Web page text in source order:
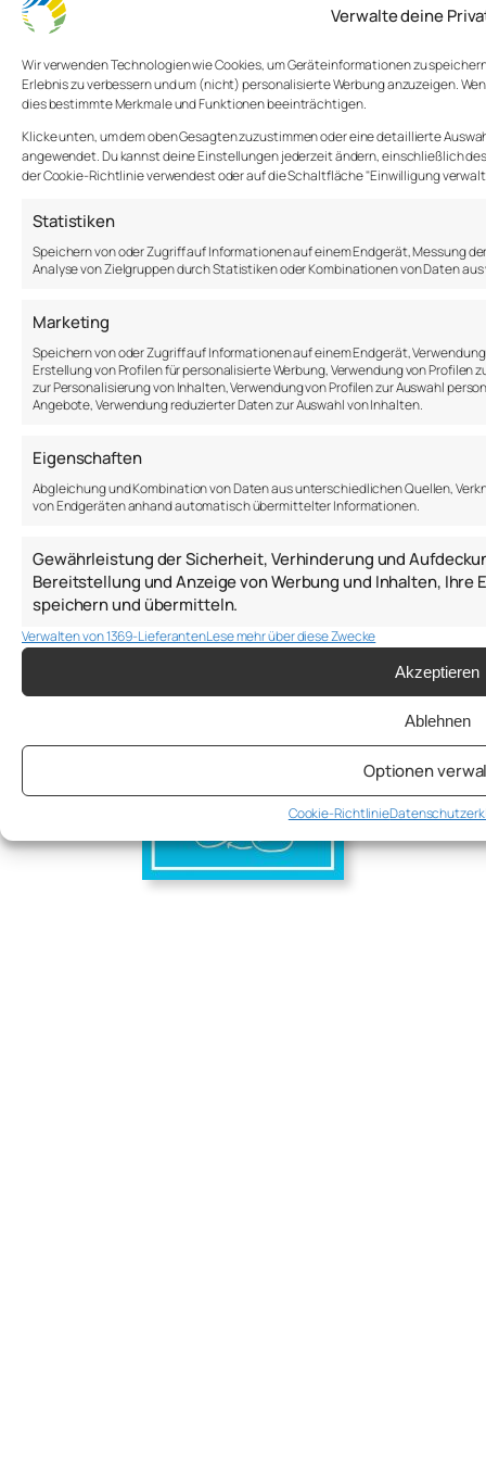
Verwalte deine
Wir verwenden Technologien wie Cookies, um Geräteinformationen zu
Erlebnis zu verbessern und um (nicht) personalisierte Werbung anzuzeigen.
dies bestimmte Merkmale und Funktionen beeinträchtigen.
Klicke unten, um dem oben Gesagten zuzustimmen oder eine detaillierte
angewendet. Du kannst deine Einstellungen jederzeit ändern, einschließlich
der Cookie-Richtlinie verwendest oder auf die Schaltfläche "Einwilligung
Statistiken
Speichern von oder Zugriff auf Informationen auf einem Endgerät, Messung
Analyse von Zielgruppen durch Statistiken oder Kombinationen von Daten
Marketing
Speichern von oder Zugriff auf Informationen auf einem Endgerät,
Erstellung von Profilen für personalisierte Werbung, Verwendung von Profilen
zur Personalisierung von Inhalten, Verwendung von Profilen zur Auswahl
Angebote, Verwendung reduzierter Daten zur Auswahl von Inhalten.
Eigenschaften
Abgleichung und Kombination von Daten aus unterschiedlichen Quellen,
von Endgeräten anhand automatisch übermittelter Informationen.
Gewährleistung der Sicherheit, Verhinderung und
Bereitstellung und Anzeige von Werbung und Inhalten, Ihre
speichern und übermitteln.
Verwalten von 1369-LieferantenLese mehr über diese Zwecke
Akzeptieren
Ablehnen
Optionen
Cookie-Richtlinie
Warum Mental Health
Workout?
17. Juli
2025
a.samsonov@thepsychologist.de
Sprache: DE | EN | RU
Über mich
Blog
Impressum